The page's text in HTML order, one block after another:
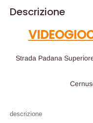
Descrizione
Strada Padana
descrizione